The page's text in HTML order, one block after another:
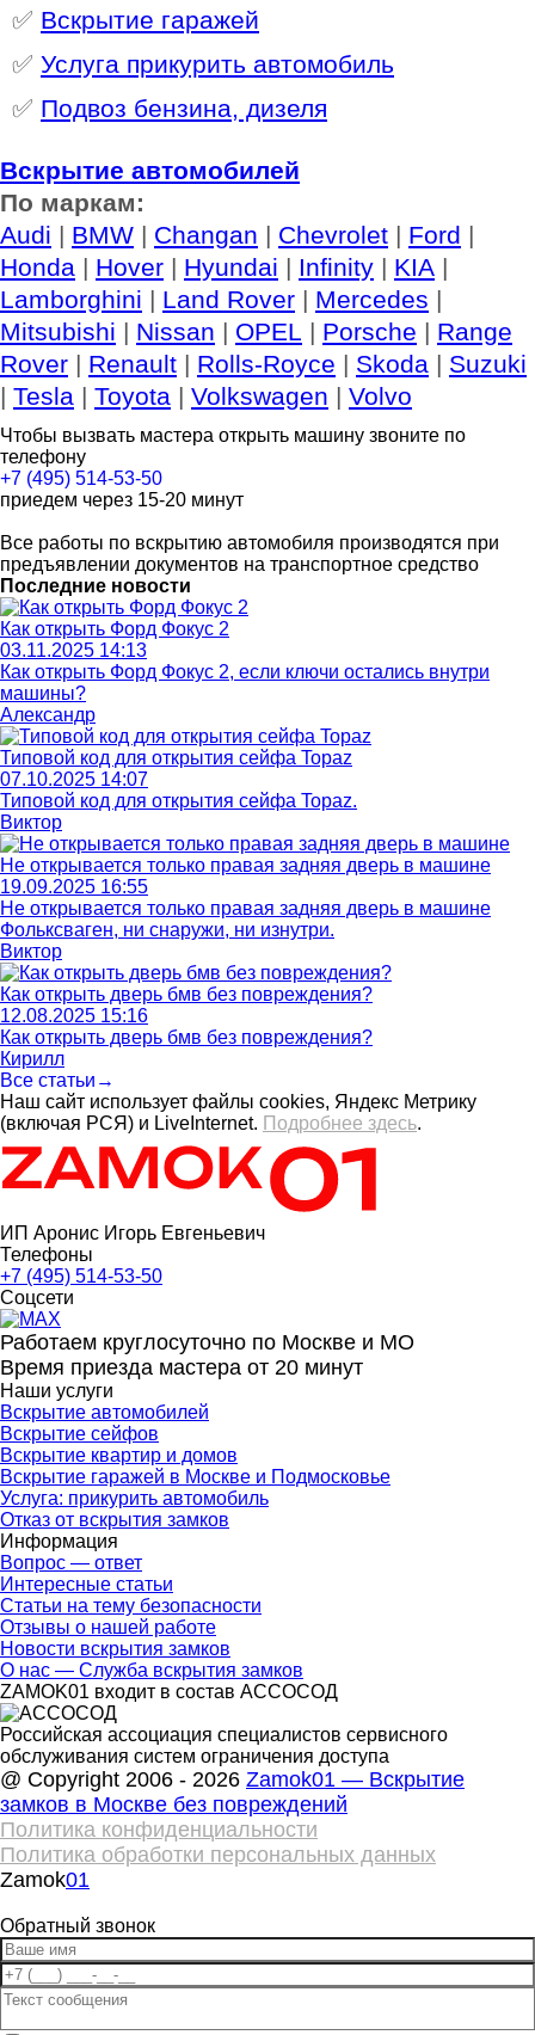
✅ Вскрытие гаражей
✅ Услуга прикурить автомобиль
✅ Подвоз бензина, дизеля
Вскрытие автомобилей
По маркам:
Audi | BMW | Changan | Chevrolet | Ford |
Honda | Hover | Hyundai | Infinity | KIA |
Lamborghini | Land Rover | Mercedes |
Mitsubishi | Nissan | OPEL | Porsche | Range
Rover | Renault | Rolls-Royce | Skoda | Suzuki
| Tesla | Toyota | Volkswagen | Volvo
Чтобы вызвать мастера открыть машину звоните по
телефону
+7 (495) 514-53-50
приедем через 15-20 минут
Все работы по вскрытию автомобиля производятся при
предъявлении документов на транспортное средство
Последние новости
Как открыть Форд Фокус 2
03.11.2025 14:13
Как открыть Форд Фокус 2, если ключи остались внутри
машины?
Александр
Типовой код для открытия сейфа Topaz
07.10.2025 14:07
Типовой код для открытия сейфа Topaz.
Виктор
Не открывается только правая задняя дверь в машине
19.09.2025 16:55
Не открывается только правая задняя дверь в машине
Фольксваген, ни снаружи, ни изнутри.
Виктор
Как открыть дверь бмв без повреждения?
12.08.2025 15:16
Как открыть дверь бмв без повреждения?
Кирилл
Все статьи→
Наш сайт использует файлы cookies, Яндекс Метрику
(включая РСЯ) и LiveInternet. Подробнее здесь.
ИП Аронис Игорь Евгеньевич
Телефоны
+7 (495) 514-53-50
Соцсети
Работаем круглосуточно по Москве и МО
Время приезда мастера от 20 минут
Наши услуги
Вскрытие автомобилей
Вскрытие сейфов
Вскрытие квартир и домов
Вскрытие гаражей в Москве и Подмосковье
Услуга: прикурить автомобиль
Отказ от вскрытия замков
Информация
Вопрос — ответ
Интересные статьи
Статьи на тему безопасности
Отзывы о нашей работе
Новости вскрытия замков
О нас — Служба вскрытия замков
ZAMOK01 входит в состав АССОСОД
Российская ассоциация специалистов сервисного
обслуживания систем ограничения доступа
@ Copyright 2006 - 2026 Zamok01 — Вскрытие
замков в Москве без повреждений
Политика конфиденциальности
Политика обработки персональных данных
Zamok01
Обратный звонок